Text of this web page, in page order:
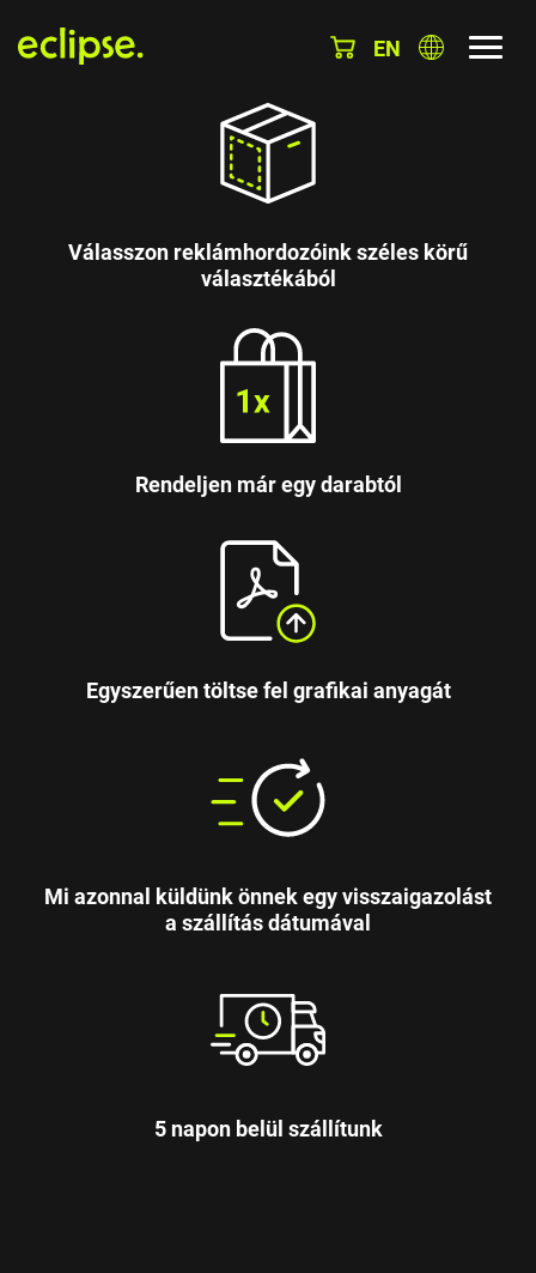
EN
Válasszon reklámhordozóink széles körű
választékából
Rendeljen már egy darabtól
Egyszerűen töltse fel grafikai anyagát
Mi azonnal küldünk önnek egy visszaigazolást
a szállítás dátumával
5 napon belül szállítunk